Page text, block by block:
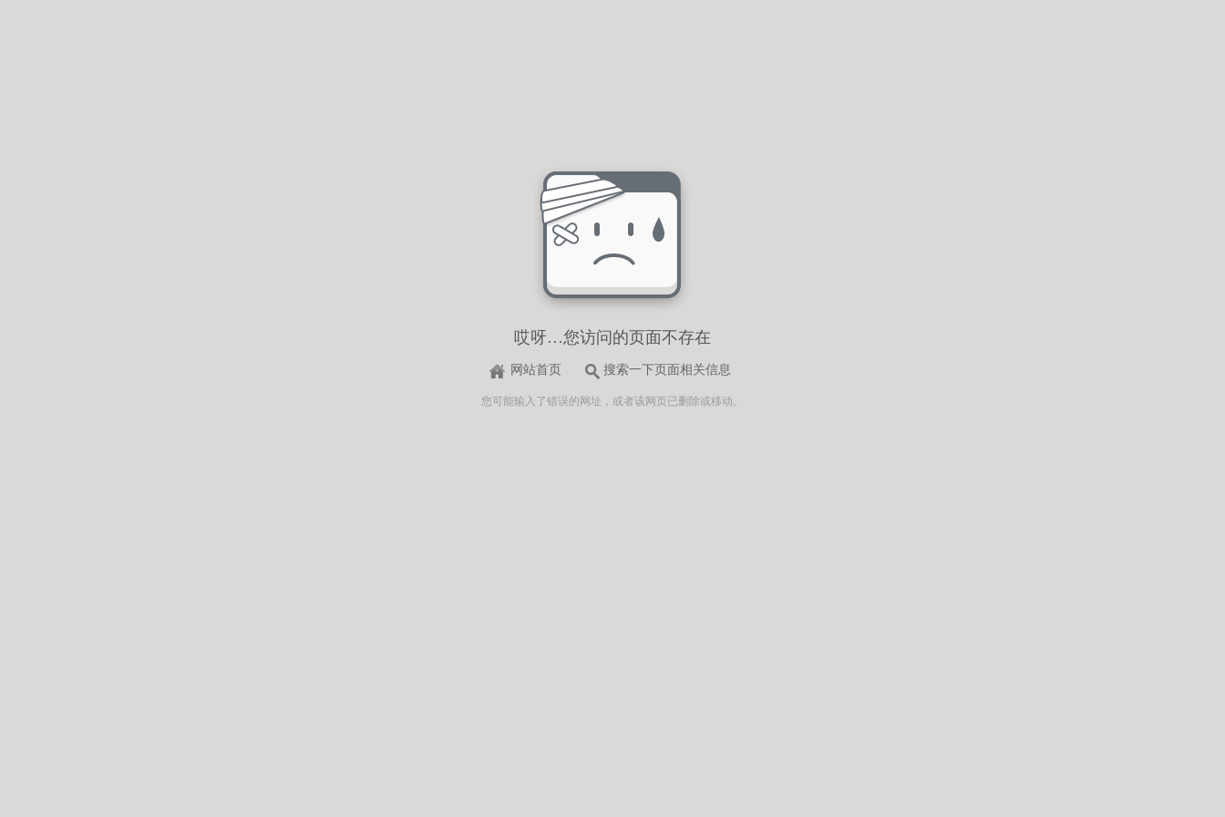
哎呀…您访问的页面不存在
网站首页 搜索一下页面相关信息
您可能输入了错误的网址，或者该网页已删除或移动。